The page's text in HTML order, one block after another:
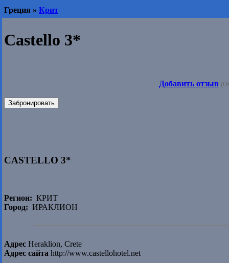
Греция » Крит
Castello 3*
Добавить отзыв
Забронировать
CASTELLO 3*
Регион: КРИТ
Город: ИРАКЛИОН
Адрес Heraklion, Crete
Адрес сайта http://www.castellohotel.net